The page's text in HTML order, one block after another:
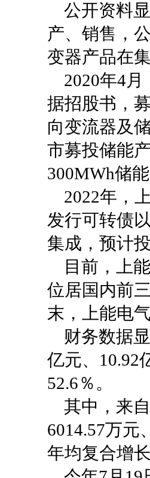
公开资料
产、销售，
变器产品在
2020年4
据招股书，
向变流器及
市募投储能
300MWh储
2022年，
发行可转债
集成，预计
目前，上
位居国内前
末，上能电
财务数据
亿元、10.92
52.6％。
其中，来
6014.57万元
年均复合增